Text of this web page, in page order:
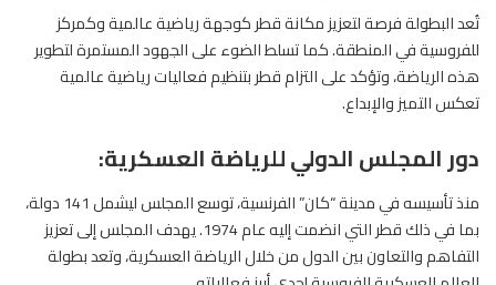
تُعد البطولة فرصة لتعزيز مكانة قطر كوجهة رياضية عالمية وكمركز
للفروسيةفي المنطقة. كما تسلط الضوء على الجهود المستمرة لتطوير
هذه الرياضة، وتؤكد على التزام قطر بتنظيم فعاليات رياضية عالمية
تعكس التميز والإبداع.
دور المجلس الدولي للرياضة العسكرية:
منذ تأسيسه في مدينة “كان” الفرنسية، توسع المجلس ليشمل 141 دولة،
بما في ذلك قطر التي انضمت إليه عام 1974. يهدف المجلس إلى تعزيز
التفاهم والتعاون بين الدول من خلال الرياضة العسكرية، وتعد بطولة